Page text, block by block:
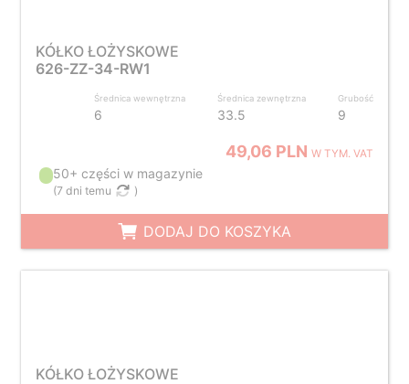
KÓŁKO ŁOŻYSKOWE
626-ZZ-34-RW1
Średnica wewnętrzna
6
Średnica zewnętrzna
33.5
Grubość
9
49,06 PLNW TYM. VAT
50+ części w magazynie
(7 dni temu )
DODAJ DO KOSZYKA
KÓŁKO ŁOŻYSKOWE